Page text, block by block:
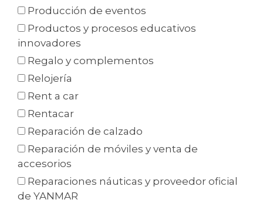
Producción de eventos
Productos y procesos educativos
innovadores
Regalo y complementos
Relojería
Rent a car
Rentacar
Reparación de calzado
Reparación de móviles y venta de
accesorios
Reparaciones náuticas y proveedor oficial
de YANMAR